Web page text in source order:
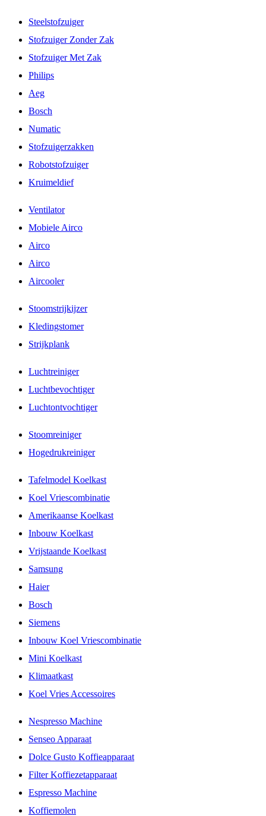
Steelstofzuiger
Stofzuiger Zonder Zak
Stofzuiger Met Zak
Philips
Aeg
Bosch
Numatic
Stofzuigerzakken
Robotstofzuiger
Kruimeldief
Ventilator
Mobiele Airco
Airco
Airco
Aircooler
Stoomstrijkijzer
Kledingstomer
Strijkplank
Luchtreiniger
Luchtbevochtiger
Luchtontvochtiger
Stoomreiniger
Hogedrukreiniger
Tafelmodel Koelkast
Koel Vriescombinatie
Amerikaanse Koelkast
Inbouw Koelkast
Vrijstaande Koelkast
Samsung
Haier
Bosch
Siemens
Inbouw Koel Vriescombinatie
Mini Koelkast
Klimaatkast
Koel Vries Accessoires
Nespresso Machine
Senseo Apparaat
Dolce Gusto Koffieapparaat
Filter Koffiezetapparaat
Espresso Machine
Koffiemolen